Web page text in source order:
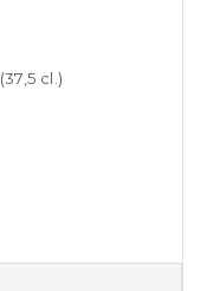
(37,5 cl.)